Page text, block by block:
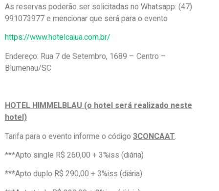
As reservas poderão ser solicitadas no Whatsapp: (47)
991073977 e mencionar que será para o evento
https://www.hotelcaiua.com.br/
Endereço: Rua 7 de Setembro, 1689 – Centro –
Blumenau/SC
HOTEL HIMMELBLAU (o hotel será realizado neste
hotel)
Tarifa para o evento informe o código 3CONCAAT.
***Apto single R$ 260,00 + 3%iss (diária)
***Apto duplo R$ 290,00 + 3%iss (diária)